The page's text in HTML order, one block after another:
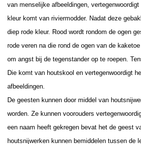
van menselijke afbeeldingen,
kleur komt van riviermodder. Nadat deze
diep rode kleur. Rood wordt rondom de ogen
rode veren na die rond de ogen van de
om angst bij de tegenstander op te roepen.
Die komt van houtskool en vertegenwoordigt
afbeeldingen.
De geesten kunnen door middel van
worden. Ze kunnen voorouders
een naam heeft gekregen bevat het de geest
houtsnijwerken kunnen bemiddelen tussen de